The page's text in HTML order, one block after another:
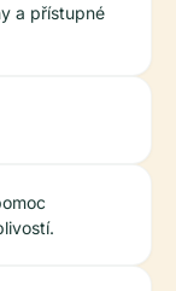
a přístupné